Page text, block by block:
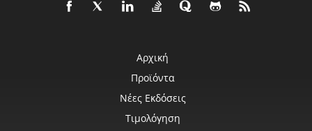
Αρχική
Προϊόντα
Νέες Εκδόσεις
Τιμολόγηση